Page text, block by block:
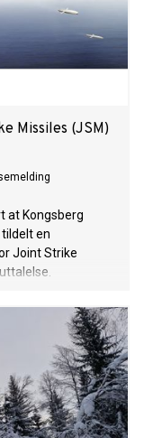
Missiles (JSM)
at Kongsberg
tildelt en
Joint Strike